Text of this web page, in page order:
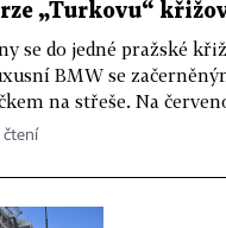
„Turkovu“
se do jedné pražské
BMW se
na střeše. Na
čtení